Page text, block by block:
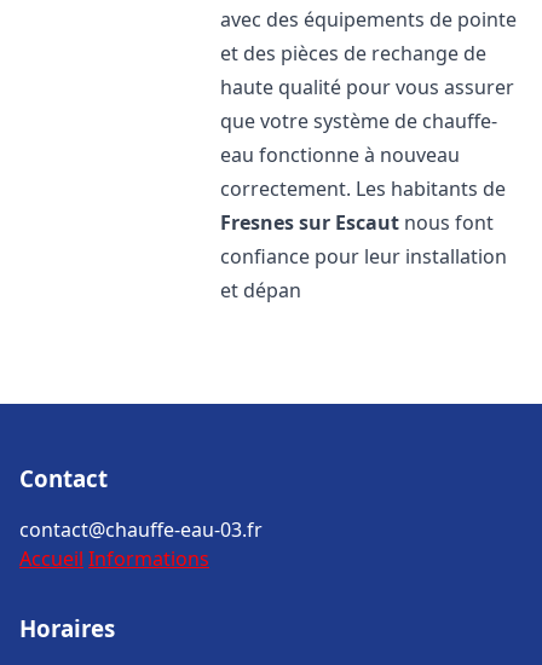
avec des équipements de pointe
et des pièces de rechange de
haute qualité pour vous assurer
que votre système de chauffe-
eau fonctionne à nouveau
correctement. Les habitants de
Fresnes sur Escaut nous font
confiance pour leur installation
et dépan
Contact
contact@chauffe-eau-03.fr
Accueil Informations
Horaires